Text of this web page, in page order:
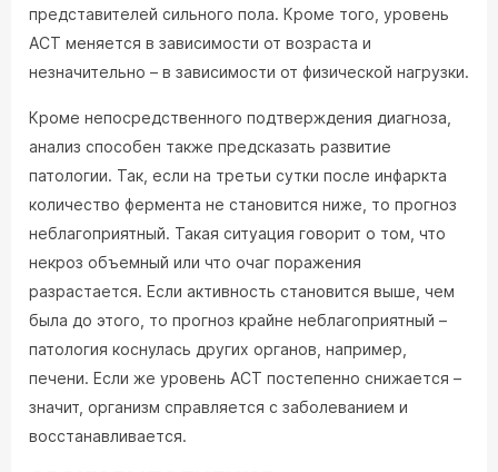
представителей сильного пола. Кроме того, уровень
АСТ меняется в зависимости от возраста и
незначительно – в зависимости от физической нагрузки.
Кроме непосредственного подтверждения диагноза,
анализ способен также предсказать развитие
патологии. Так, если на третьи сутки после инфаркта
количество фермента не становится ниже, то прогноз
неблагоприятный. Такая ситуация говорит о том, что
некроз объемный или что очаг поражения
разрастается. Если активность становится выше, чем
была до этого, то прогноз крайне неблагоприятный –
патология коснулась других органов, например,
печени. Если же уровень АСТ постепенно снижается –
значит, организм справляется с заболеванием и
восстанавливается.